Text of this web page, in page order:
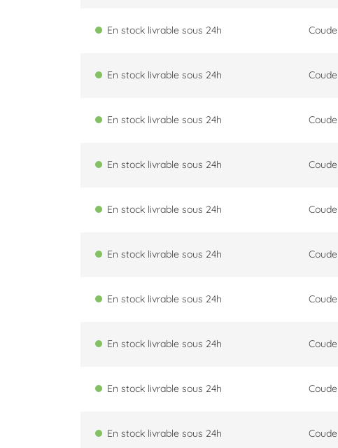
En stock livrable sous 24h Coude
En stock livrable sous 24h Coude
En stock livrable sous 24h Coude
En stock livrable sous 24h Coude
En stock livrable sous 24h Coude
En stock livrable sous 24h Coude
En stock livrable sous 24h Coude
En stock livrable sous 24h Coude
En stock livrable sous 24h Coude
En stock livrable sous 24h Coude